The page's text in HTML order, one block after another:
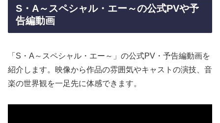
S・A～スペシャル・エー～の公式PVや予
告編動画
「S・A～スペシャル・エー～」の公式PV・予告編動画を
紹介します。映像から作品の雰囲気やキャストの演技、音
楽の世界観を一足先に体感できます。